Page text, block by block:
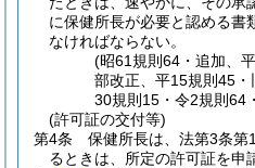
に保健所長が必要と認める書
なければならない。
(昭61規則64・追加、
部改正、平15規則45
30規則15・令2規則64
(許可証の交付等)
第4条
保健所長は、法第3条第
るときは、所定の許可証を申